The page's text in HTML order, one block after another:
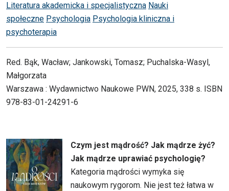
Literatura akademicka i specjalistyczna Nauki
społeczne Psychologia Psychologia kliniczna i
psychoterapia
Red. Bąk, Wacław; Jankowski, Tomasz; Puchalska-Wasyl,
Małgorzata
Warszawa : Wydawnictwo Naukowe PWN, 2025, 338 s. ISBN
978-83-01-24291-6
Czym jest mądrość? Jak mądrze żyć?
Jak mądrze uprawiać psychologię?
Kategoria mądrości wymyka się
naukowym rygorom. Nie jest też łatwa w